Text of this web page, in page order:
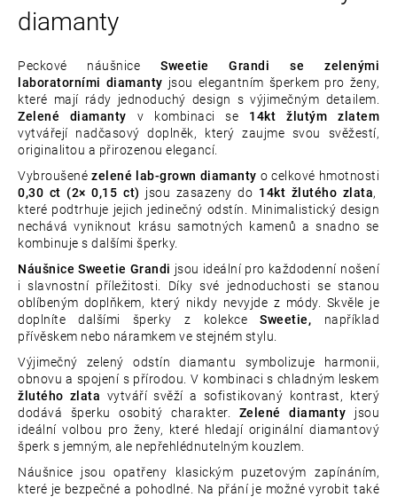
diamanty
Peckové náušniceSweetie Grandi se zelenými
laboratorními diamanty jsou elegantním šperkem pro ženy,
které mají rády jednoduchý design s výjimečným detailem.
Zelené diamanty v kombinaci se 14kt žlutým zlatem
vytvářejí nadčasový doplněk, který zaujme svou svěžestí,
originalitou a přirozenou elegancí.
Vybroušené zelené lab-grown diamanty o celkové hmotnosti
0,30 ct (2× 0,15 ct) jsou zasazeny do 14kt žlutého zlata,
které podtrhuje jejich jedinečný odstín. Minimalistický design
nechává vyniknout krásu samotných kamenů a snadno se
kombinuje s dalšími šperky.
Náušnice Sweetie Grandi jsou ideální pro každodenní nošení
i slavnostní příležitosti. Díky své jednoduchosti se stanou
oblíbeným doplňkem, který nikdy nevyjde z módy. Skvěle je
doplníte dalšími šperky z kolekceSweetie, například
přívěskem nebo náramkem ve stejném stylu.
Výjimečný zelený odstín diamantu symbolizuje harmonii,
obnovu a spojení s přírodou. V kombinaci s chladným leskem
žlutého zlata vytváří svěží a sofistikovaný kontrast, který
dodává šperku osobitý charakter. Zelené diamanty jsou
ideální volbou pro ženy, které hledají originální diamantový
šperk s jemným, ale nepřehlédnutelným kouzlem.
Náušnice jsou opatřeny klasickým puzetovým zapínáním,
které je bezpečné a pohodlné. Na přání je možné vyrobit také